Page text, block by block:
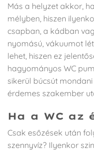
Más a helyzet akkor,
mélyben, hiszen
csapban, a kádban
nyomású, vákuumot
lehet, hiszen ez
hagyományos WC
sikerül búcsút
érdemes szakember
Ha a WC
Csak esőzések után
szennyvíz? Ilyenkor